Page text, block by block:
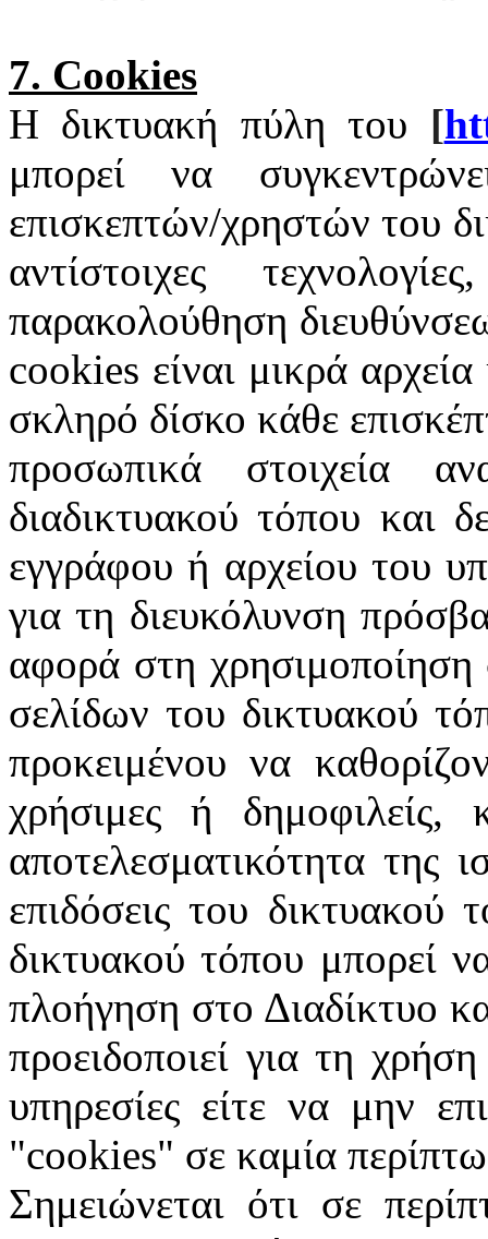
7. Cookies
Η δικτυακή πύλη του [
μπορεί να
επισκεπτών/χρηστών του
αντίστοιχες
παρακολούθηση
cookies είναι μικρά
σκληρό δίσκο κάθε
προσωπικά στοιχεία
διαδικτυακού τόπου και
εγγράφου ή αρχείου του
για τη διευκόλυνση
αφορά στη
σελίδων του δικτυακού
προκειμένου να
χρήσιμες ή
αποτελεσματικότητα της
επιδόσεις του δικτυακού
δικτυακού τόπου μπορεί
πλοήγηση στο Διαδίκτυο
προειδοποιεί για τη
υπηρεσίες είτε να μην
"cookies" σε καμία
Σημειώνεται ότι σε